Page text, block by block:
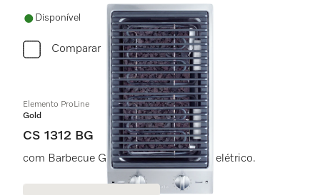
Disponível
Comparar
Elemento ProLine
Gold
CS 1312 BG
com Barbecue Grill com aquecimento elétrico.